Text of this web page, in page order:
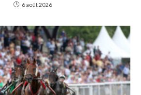
6 août 2026